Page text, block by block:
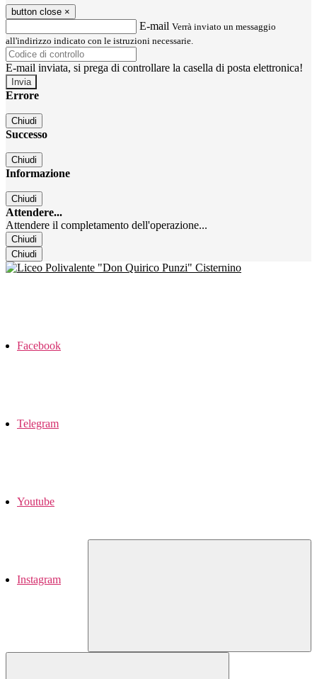
button close ×
E-mail Verrà inviato un messaggio
all'indirizzo indicato con le istruzioni necessarie.
E-mail inviata, si prega di controllare la casella di posta elettronica!
Errore
Chiudi
Successo
Chiudi
Informazione
Chiudi
Attendere...
Attendere il completamento dell'operazione...
Chiudi
Chiudi
Facebook
Telegram
Youtube
Instagram